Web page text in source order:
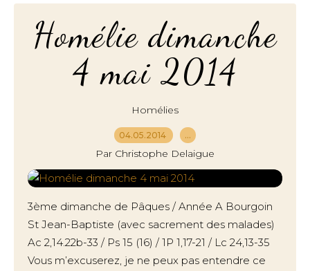
Homélie dimanche
4 mai 2014
Homélies
04.05.2014 …
Par Christophe Delaigue
3ème dimanche de Pâques / Année A Bourgoin
St Jean-Baptiste (avec sacrement des malades)
Ac 2,14.22b-33 / Ps 15 (16) / 1P 1,17-21 / Lc 24,13-35
Vous m’excuserez, je ne peux pas entendre ce